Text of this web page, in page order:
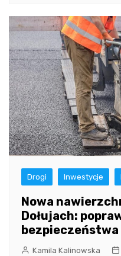
Drogi Inwestycje
Nowa
Dołujach:
bezpieczeństwa
Kamila Kalinowska